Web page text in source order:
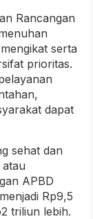
Rancangan
serta
prioritas.
dapat
sehat dan
APBD
Rp9,5
triliun lebih.